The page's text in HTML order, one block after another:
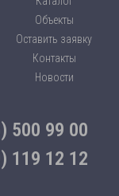
Объекты
Оставить заявку
Контакты
Новости
500 99 00
119 12 12